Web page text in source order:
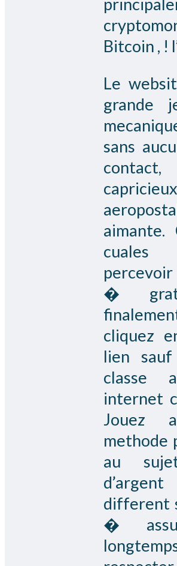
Bitcoin , !
Le
grande
sans
aimante.
cuales
�
cliquez
lien
classe
internet
Jouez
methode
au
different
�